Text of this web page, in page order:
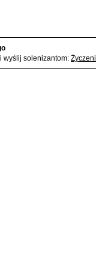
wyślij solenizantom: